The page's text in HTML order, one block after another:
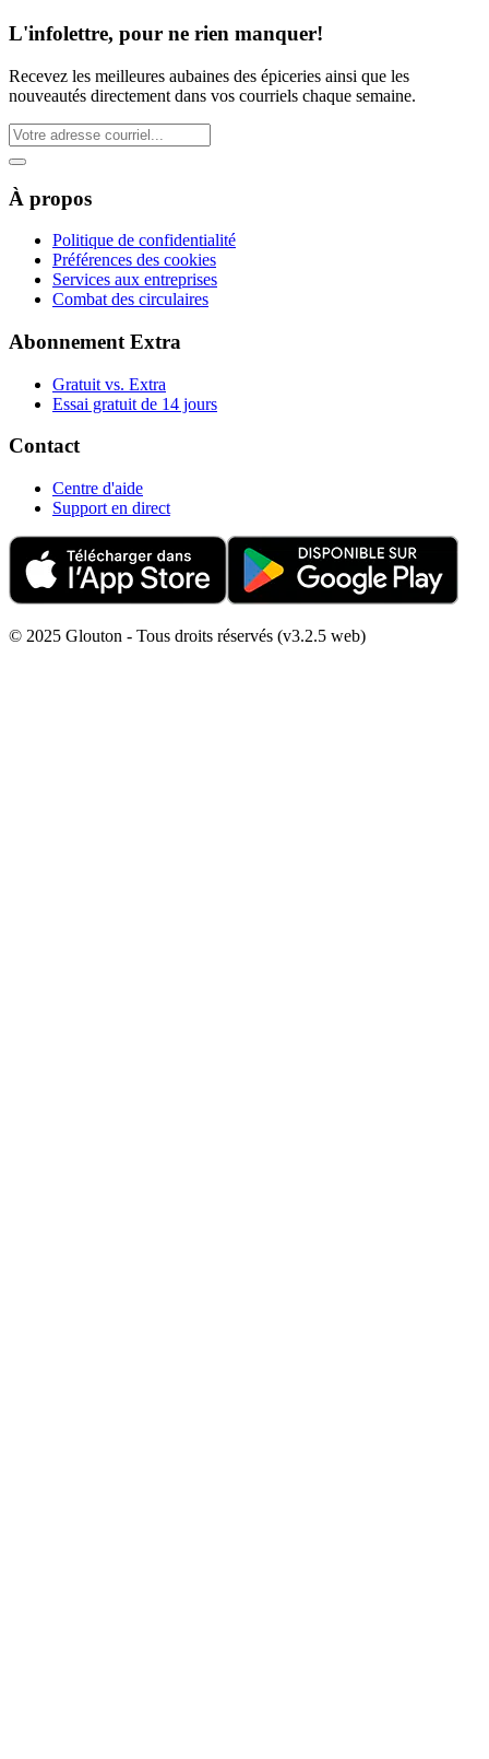
L'infolettre, pour ne rien manquer!
Recevez les meilleures aubaines des épiceries ainsi que les
nouveautés directement dans vos courriels chaque semaine.
À propos
Politique de confidentialité
Préférences des cookies
Services aux entreprises
Combat des circulaires
Abonnement Extra
Gratuit vs. Extra
Essai gratuit de 14 jours
Contact
Centre d'aide
Support en direct
© 2025 Glouton - Tous droits réservés (v3.2.5 web)